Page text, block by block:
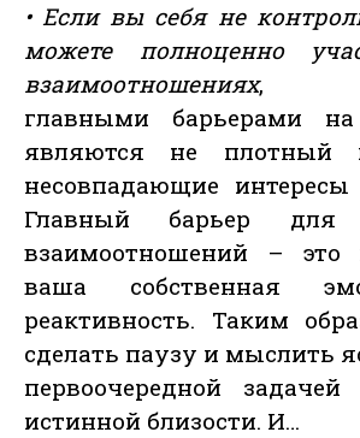
• Если вы себя не
можете полноценно
взаимоотношениях,
главными барьерами
являются не плотный
несовпадающие
Главный барьер для
взаимоотношений – это
ваша собственная
реактивность. Таким
сделать паузу и мыслить
первоочередной
истинной близости. И…